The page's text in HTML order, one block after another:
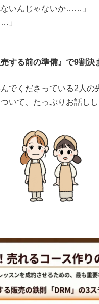
ないんじゃないか……」
」
売する前の準備』で9割決
でくださっている2人の
いて、たっぷりお話しし